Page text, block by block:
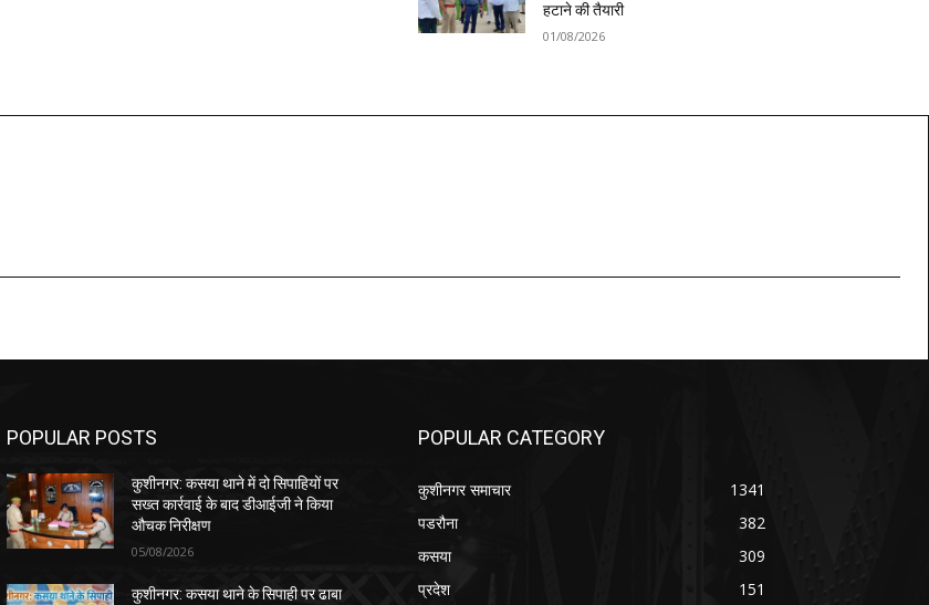
हटाने की तैयारी
01/08/2026
POPULAR POSTS
कुशीनगर: कसया थाने में दो सिपाहियों पर
सख्त कार्रवाई के बाद डीआईजी ने किया
औचक निरीक्षण
05/08/2026
कुशीनगर: कसया थाने के सिपाही पर ढाबा
POPULAR CATEGORY
कुशीनगर समाचार
1341
पडरौना
382
कसया
309
प्रदेश
151